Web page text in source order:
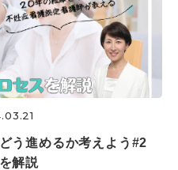
う進めるか考えよう#2
解説